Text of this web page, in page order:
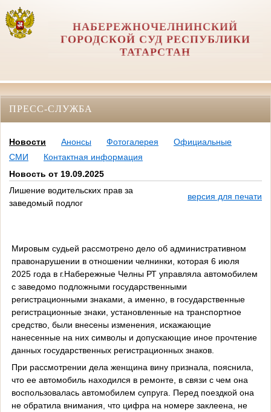
НАБЕРЕЖНОЧЕЛНИНСКИЙ
ГОРОДСКОЙ СУД РЕСПУБЛИКИ
ТАТАРСТАН
ПРЕСС-СЛУЖБА
Новости Анонсы Фотогалерея
Официальные
СМИ
Контактная информация
Новость от 19.09.2025
Лишение водительских прав за
заведомый подлог
версия для печати
Мировым судьей рассмотрено дело об административном
правонарушении в отношении челнинки, которая 6 июля
2025 года в г.Набережные Челны РТ управляла автомобилем
c заведомо подложными государственными
регистрационными знаками, а именно, в государственные
регистрационные знаки, установленные на транспортное
средство, были внесены изменения, искажающие
нанесенные на них символы и допускающие иное прочтение
данных государственных регистрационных знаков.
При рассмотрении дела женщина вину признала, пояснила,
что ее автомобиль находился в ремонте, в связи с чем она
воспользовалась автомобилем супруга. Перед поездкой она
не обратила внимания, что цифра на номере заклеена, не